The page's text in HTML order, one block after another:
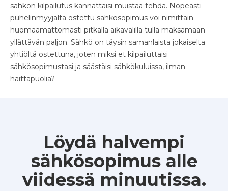
sähkön kilpailutus kannattaisi muistaa tehdä. Nopeasti
puhelinmyyjältä ostettu sähkösopimus voi nimittäin
huomaamattomasti pitkällä aikavälillä tulla maksamaan
yllättävän paljon. Sähkö on täysin samanlaista jokaiselta
yhtiöltä ostettuna, joten miksi et kilpailuttaisi
sähkösopimustasi ja säästäisi sähkökuluissa, ilman
haittapuolia?
Löydä halvempi
sähkösopimus alle
viidessä minuutissa.